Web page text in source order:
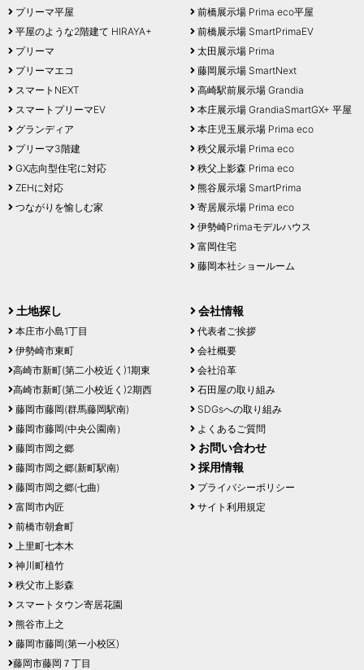
プリーマ平屋
平屋のような2階建て HIRAYA+
プリーマ
プリーマエコ
スマートNEXT
スマートプリーマEV
グランディア
プリーマ3階建
GX志向型住宅に対応
ZEHに対応
つながりを愉しむ家
前橋展示場 Prima eco平屋
前橋展示場 SmartPrimaEV
太田展示場 Prima
藤岡展示場 SmartNext
高崎駅前展示場 Grandia
本庄展示場 GrandiaSmartGX+ 平屋
本庄児玉展示場 Prima eco
秩父展示場 Prima eco
秩父上影森 Prima eco
熊谷展示場 SmartPrima
寄居展示場 Prima eco
伊勢崎Primaモデルハウス
富岡住宅
藤岡本社ショールーム
土地探し
本庄市小島1丁目
伊勢崎市東町
高崎市新町(第二小校近く)1期東
高崎市新町(第二小校近く)2期西
藤岡市藤岡(群馬藤岡駅南)
藤岡市藤岡(中央公園南）
藤岡市岡之郷
藤岡市岡之郷(新町駅南)
藤岡市岡之郷(七曲)
富岡市内匠
前橋市朝倉町
上里町七本木
神川町植竹
秩父市上影森
スマートタウン寄居花園
熊谷市上之
藤岡市藤岡(第一小校区)
藤岡市藤岡７丁目
会社情報
代表者ご挨拶
会社概要
会社沿革
石田屋の取り組み
SDGsへの取り組み
よくあるご質問
お問い合わせ
採用情報
プライバシーポリシー
サイト利用規定